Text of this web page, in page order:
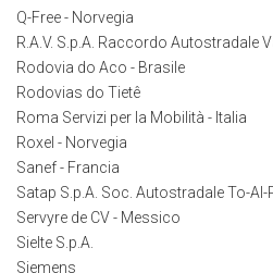
Q-Free - Norvegia
R.A.V. S.p.A. Raccordo Autostradale
Rodovia do Aco - Brasile
Rodovias do Tietê
Roma Servizi per la Mobilità - Italia
Roxel - Norvegia
Sanef - Francia
Satap S.p.A. Soc. Autostradale To-Al-
Servyre de CV - Messico
Sielte S.p.A.
Siemens